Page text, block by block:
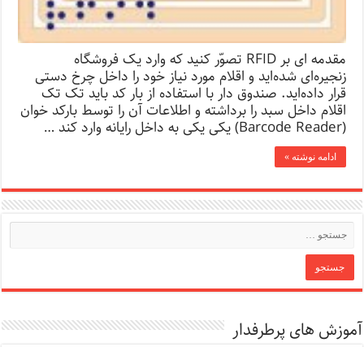
مقدمه ای بر RFID تصوّر کنید که وارد یک فروشگاه
زنجیره‌ای شده‌اید و اقلام مورد نیاز خود را داخل چرخ دستی
قرار داده‌اید. صندوق دار با استفاده از بار کد باید تک تک
اقلام داخل سبد را برداشته و اطلاعات آن را توسط بارکد خوان
(Barcode Reader) یکی یکی به داخل رایانه وارد کند …
ادامه نوشته »
آموزش های پرطرفدار